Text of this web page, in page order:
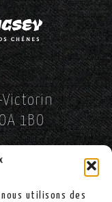
utilisons des
Victorin
1BO